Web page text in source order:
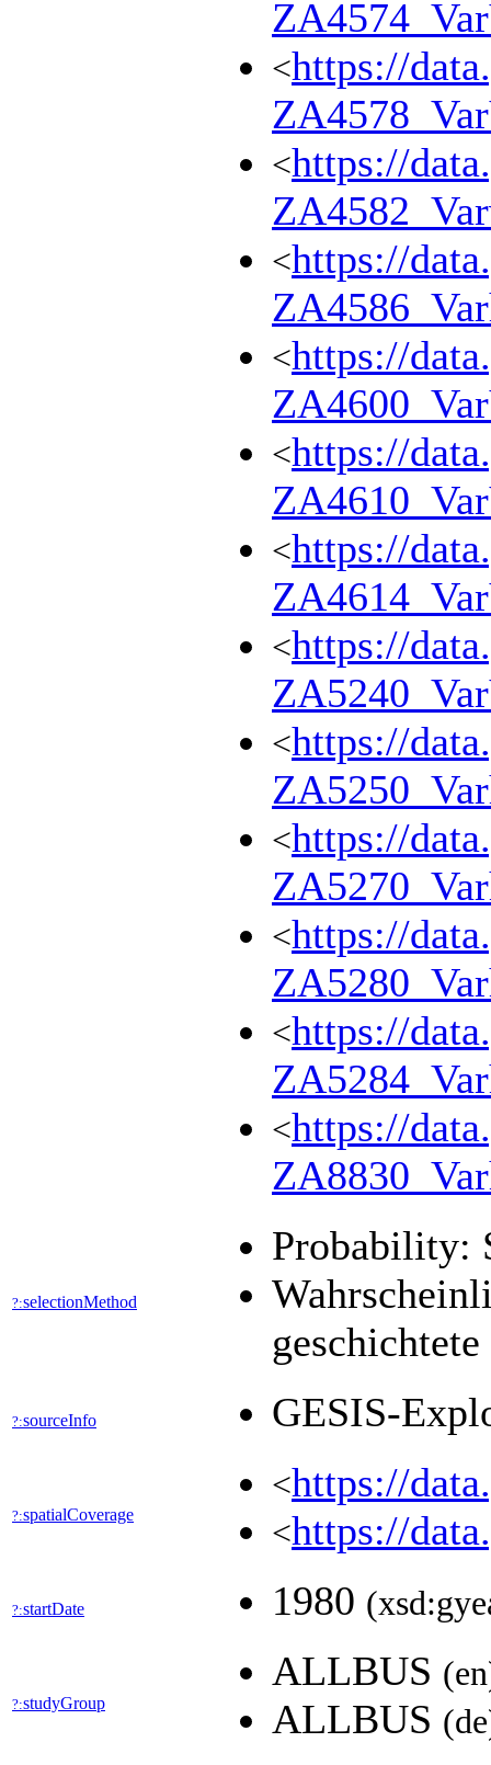
<https://
<https://
<https://
<https://
<https://
<https://
<https://
<https://
<https://
<https://
<https://
<https://
?:selectionMethod
Probability:
?:sourceInfo GESIS-
?:spatialCoverage
<https://
<https://
?:startDate 1980
?:studyGroup
ALLBUS
ALLBUS